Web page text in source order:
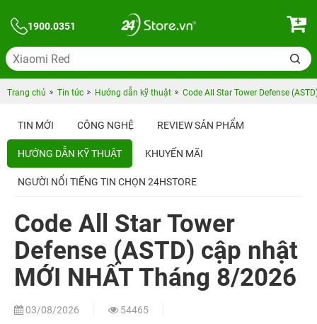
1900.0351
Trang chủ Tin tức Hướng dẫn kỹ thuật Code All Star Tower Defense
TIN MỚI CÔNG NGHỆ REVIEW SẢN PHẨM
HƯỚNG DẪN KỸ THUẬT KHUYẾN MÃI
NGƯỜI NỔI TIẾNG TIN CHỌN 24HSTORE
Code All Star Tower
Defense (ASTD) cập nhật
MỚI NHẤT Tháng 8/2026
03/08/2026 54465